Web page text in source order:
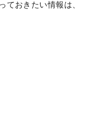
ておきたい情報は、